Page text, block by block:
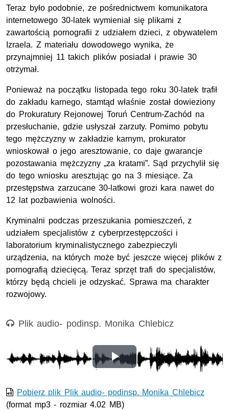
Teraz było podobnie, ze pośrednictwem komunikatora
internetowego 30-latek wymieniał się plikami z
zawartością pornografii z udziałem dzieci, z obywatelem
Izraela. Z materiału dowodowego wynika, że
przynajmniej 11 takich plików posiadał i prawie 30
otrzymał.
Ponieważ na początku listopada tego roku 30-latek trafił
do zakładu karnego, stamtąd właśnie został dowieziony
do Prokuratury Rejonowej Toruń Centrum-Zachód na
przesłuchanie, gdzie usłyszał zarzuty. Pomimo pobytu
tego mężczyzny w zakładzie karnym, prokurator
wnioskował o jego aresztowanie, co daje gwarancje
pozostawania mężczyzny „za kratami”. Sąd przychylił się
do tego wniosku aresztując go na 3 miesiące. Za
przestępstwa zarzucane 30-latkowi grozi kara nawet do
12 lat pozbawienia wolności.
Kryminalni podczas przeszukania pomieszczeń, z
udziałem specjalistów z cyberprzestępczości i
laboratorium kryminalistycznego zabezpieczyli
urządzenia, na których może być jeszcze więcej plików z
pornografią dziecięcą. Teraz sprzęt trafi do specjalistów,
którzy będą chcieli je odzyskać. Sprawa ma charakter
rozwojowy.
Nagranie audio
Plik audio- podinsp. Monika Chlebicz
Odtwórz
wideo
Pobierz plik Plik audio- podinsp. Monika Chlebicz
(format mp3 - rozmiar 4.02 MB)